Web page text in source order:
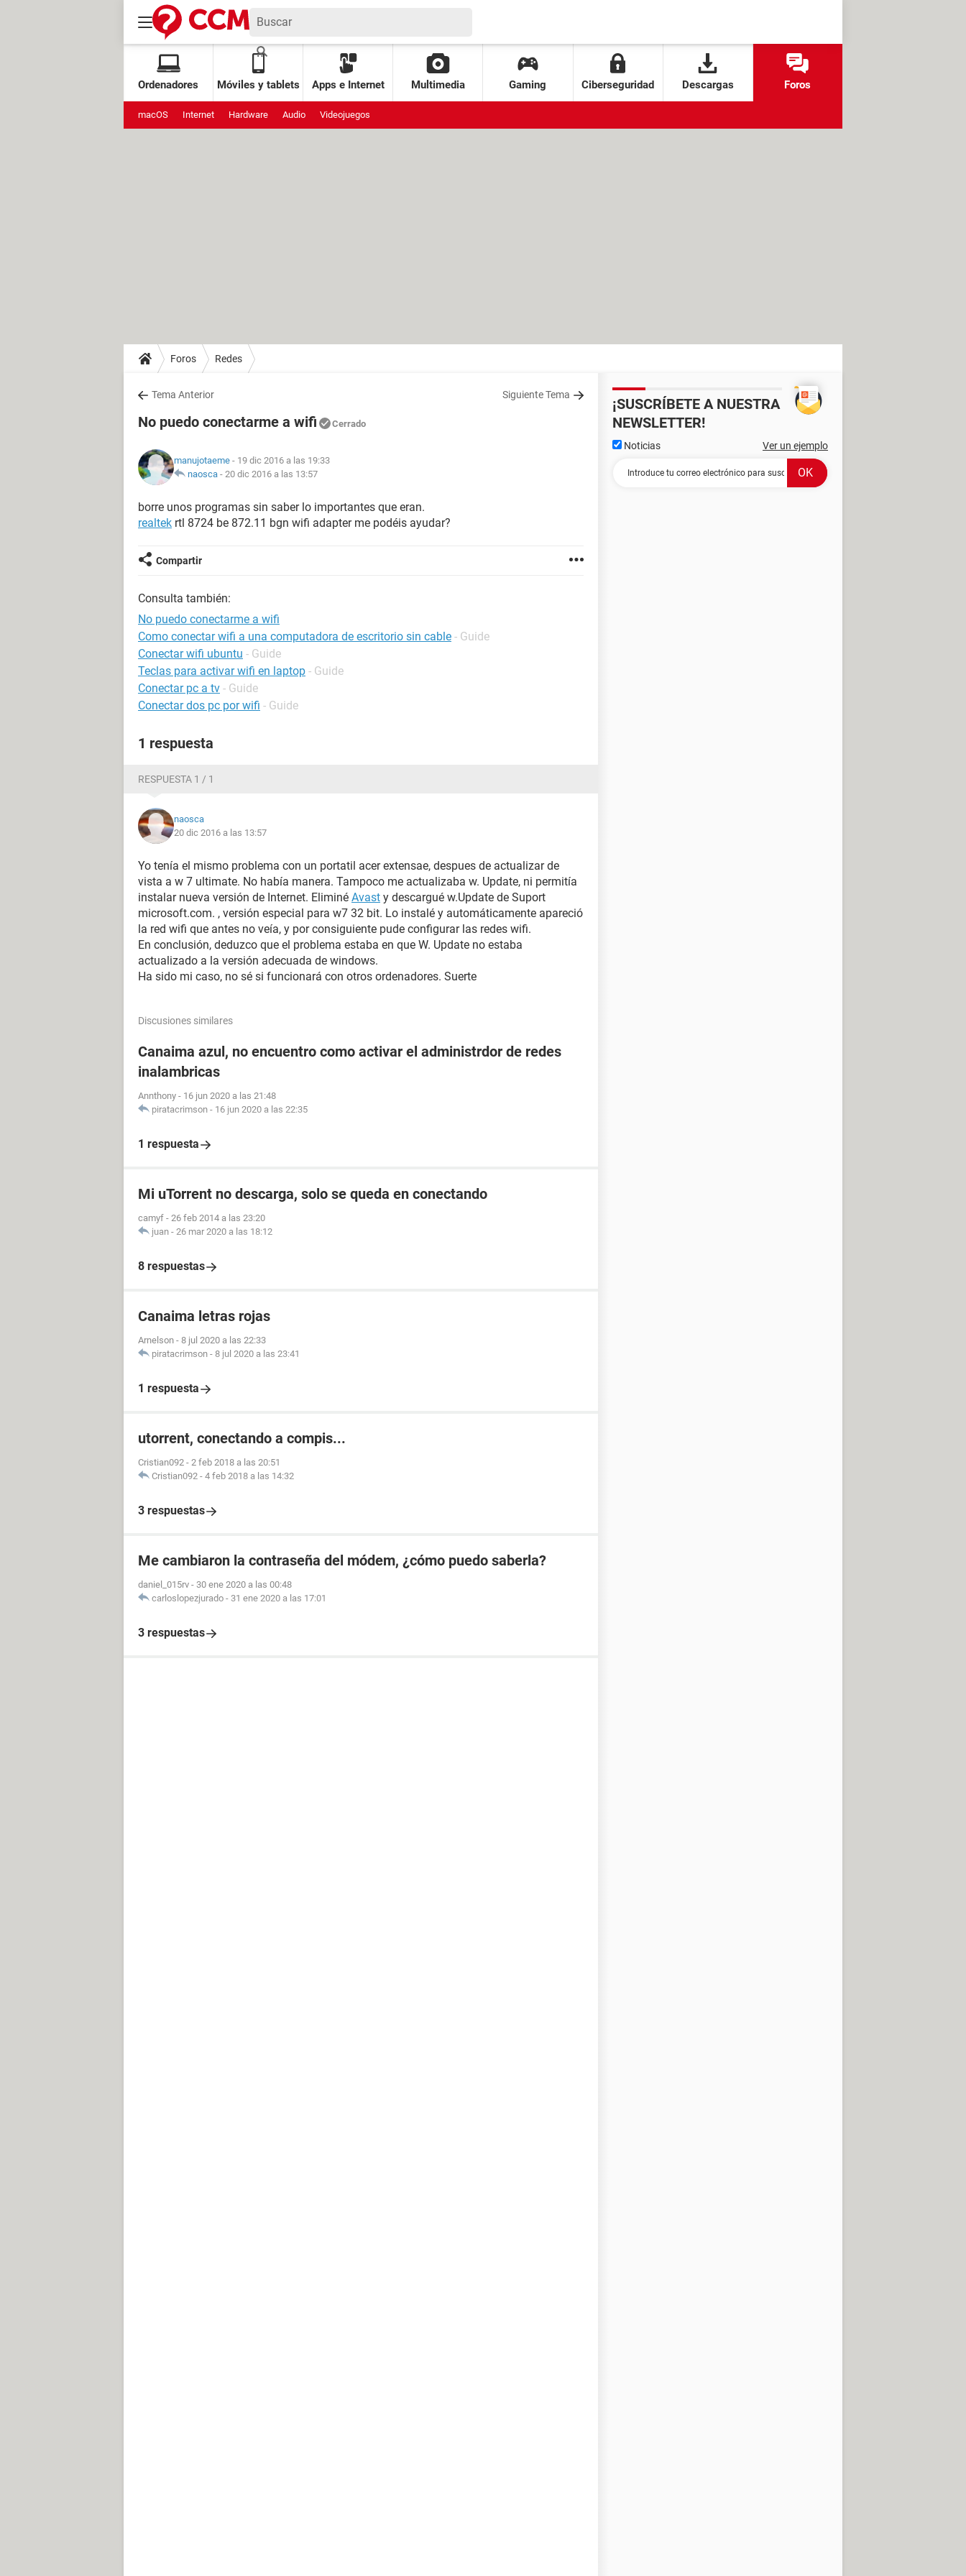
Ordenadores Móviles y tablets Apps e Internet Multimedia Gaming Ciberseguridad Descargas Foros
macOS Internet Hardware Audio Videojuegos
Foros Redes
Tema Anterior Siguiente Tema
No puedo conectarme a wifi Cerrado
manujotaeme - 19 dic 2016 a las 19:33
naosca - 20 dic 2016 a las 13:57
borre unos programas sin saber lo importantes que eran.
realtek rtl 8724 be 872.11 bgn wifi adapter me podéis ayudar?
Compartir
Consulta también:
No puedo conectarme a wifi
Como conectar wifi a una computadora de escritorio sin cable - Guide
Conectar wifi ubuntu - Guide
Teclas para activar wifi en laptop - Guide
Conectar pc a tv - Guide
Conectar dos pc por wifi - Guide
1 respuesta
RESPUESTA 1 / 1
naosca
20 dic 2016 a las 13:57
Yo tenía el mismo problema con un portatil acer extensae, despues de actualizar de
vista a w 7 ultimate. No había manera. Tampoco me actualizaba w. Update, ni permitía
instalar nueva versión de Internet. Eliminé Avast y descargué w.Update de Suport
microsoft.com. , versión especial para w7 32 bit. Lo instalé y automáticamente apareció
la red wifi que antes no veía, y por consiguiente pude configurar las redes wifi.
En conclusión, deduzco que el problema estaba en que W. Update no estaba
actualizado a la versión adecuada de windows.
Ha sido mi caso, no sé si funcionará con otros ordenadores. Suerte
Discusiones similares
Canaima azul, no encuentro como activar el administrdor de redes
inalambricas
Annthony - 16 jun 2020 a las 21:48
piratacrimson - 16 jun 2020 a las 22:35
1 respuesta
Mi uTorrent no descarga, solo se queda en conectando
camyf - 26 feb 2014 a las 23:20
juan - 26 mar 2020 a las 18:12
8 respuestas
Canaima letras rojas
Arnelson - 8 jul 2020 a las 22:33
piratacrimson - 8 jul 2020 a las 23:41
1 respuesta
utorrent, conectando a compis...
Cristian092 - 2 feb 2018 a las 20:51
Cristian092 - 4 feb 2018 a las 14:32
3 respuestas
Me cambiaron la contraseña del módem, ¿cómo puedo saberla?
daniel_015rv - 30 ene 2020 a las 00:48
carloslopezjurado - 31 ene 2020 a las 17:01
3 respuestas
¡SUSCRÍBETE A NUESTRA
NEWSLETTER!
Noticias Ver un ejemplo